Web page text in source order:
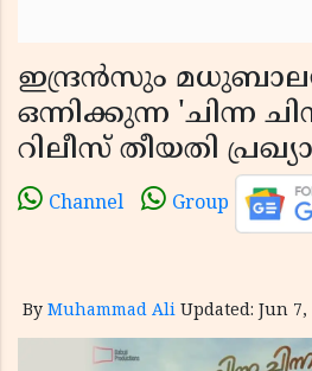
ഇന്ദ്രൻസും
ഒന്നിക്കുന്ന 'ചിന്ന
റിലീസ് തീയതി
Channel Group
By Muhammad Ali Updated: Jun 7,